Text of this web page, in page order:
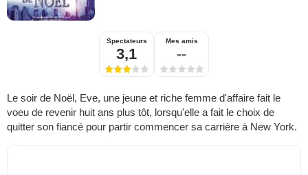
Spectateurs
3,1
Mes amis
--
Le soir de Noël, Eve, une jeune et riche femme d'affaire fait le
voeu de revenir huit ans plus tôt, lorsqu'elle a fait le choix de
quitter son fiancé pour partir commencer sa carrière à New York.